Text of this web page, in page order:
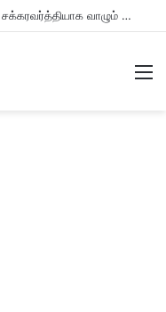
இந்த இடங்களில் மச்சம் உள்ள ஆண்கள் சக்கரவர்த்தியாக வாழும் அதிர்ஷ்டம் உள்ளவர்களாம் – உங்களுக்கு இருக்கா?